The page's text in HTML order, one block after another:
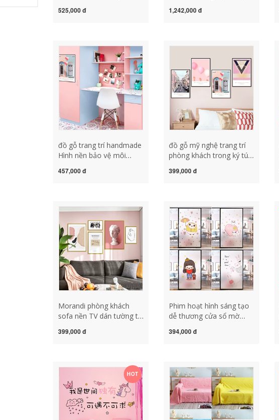
nước nhãn dán cửa
sáng tạo mờ đục đồ vật
trang trí bằng gỗ đồ gỗ
trang trí phòng khách
525,000 đ 1,242,000 đ
đồ gỗ trang trí handmade
Hình nền bảo vệ môi
túc xá sinh viên ký túc xá
lưới nền đỏ nền tường
giấy dán tường đồ gỗ mini
trang trí phòng khách giá
đồ gỗ trang trí
457,000 đ
đồ gỗ mỹ nghệ trang trí
phòng khách trong ký túc
dán tường trang trí phòng
tính sáng tạo dán tường
đồ gỗ trang trí ban công
đồ gỗ mini trang trí phòng
khách
399,000 đ
Morandi phòng khách
sofa nền TV dán tường tự
dán trang trí dán tường
dùng trang trí gỗ
399,000 đ
Phim hoạt hình sáng tạo
dễ thương cửa sổ mờ
phòng tắm nhà vệ sinh
đồ gỗ trang trí tại hà nội
đồ dùng trang trí bằng gỗ
394,000 đ
HOT